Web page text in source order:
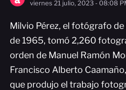
viernes 21 julio, 2023 - 08:08
Milvio Pérez, el fotógrafo
de 1965, tomó 2,260
orden de Manuel Ramón
Francisco Alberto
que produjo el trabajo